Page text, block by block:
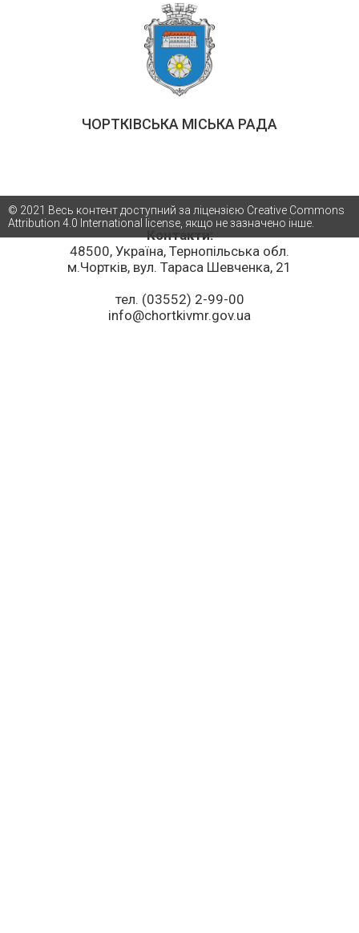
ЧОРТКІВСЬКА МІСЬКА РАДА
Контакти:
48500, Україна, Тернопільська обл.
м.Чортків, вул. Тараса Шевченка, 21
тел. (03552) 2-99-00
info@chortkivmr.gov.ua
© 2021 Весь контент доступний за ліцензією Creative Commons
Attribution 4.0 International license, якщо не зазначено інше.